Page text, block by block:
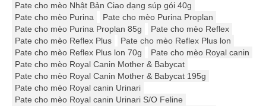
Pate cho mèo Nhật Bản Ciao dạng súp gói 40g
Pate cho mèo Purina
Pate cho mèo Purina Proplan
Pate cho mèo Purina Proplan 85g
Pate cho mèo Reflex
Pate cho mèo Reflex Plus
Pate cho mèo Reflex Plus lon
Pate cho mèo Reflex Plus lon 70g
Pate cho mèo Royal canin
Pate cho mèo Royal Canin Mother & Babycat
Pate cho mèo Royal Canin Mother & Babycat 195g
Pate cho mèo Royal canin Urinari
Pate cho mèo Royal canin Urinari S/O Feline